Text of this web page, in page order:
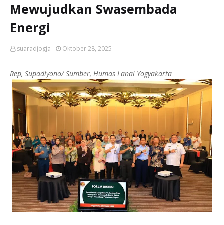
Mewujudkan Swasembada
Energi
suaradjogja Oktober 28, 2025
Rep, Supadiyono/ Sumber, Humas Lanal Yogyakarta